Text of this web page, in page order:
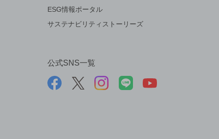
ESG情報ポータル
サステナビリティストーリーズ
公式SNS一覧